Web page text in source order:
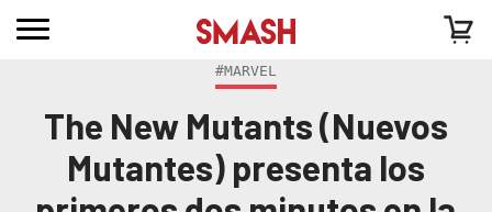
#MARVEL
The New Mutants (Nuevos
Mutantes) presenta los